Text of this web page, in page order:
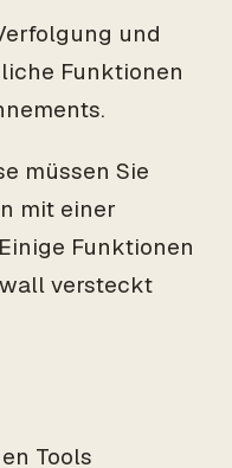
und
Funktionen
müssen Sie
mit einer
Funktionen
versteckt
Tools